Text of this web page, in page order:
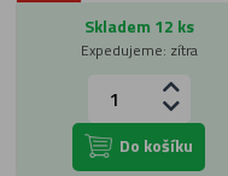
Skladem 12 ks
Expedujeme: zítra
Do košíku